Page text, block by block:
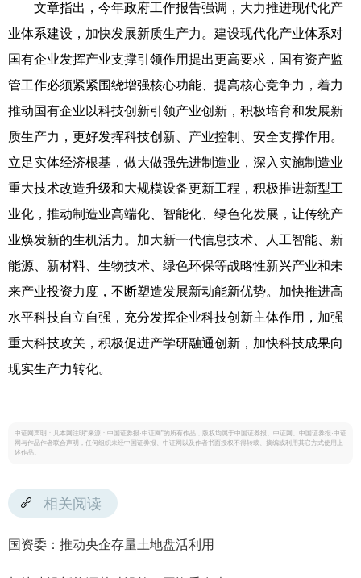
文章指出，今年政府工作报告强调，大力推进现代化产
业体系建设，加快发展新质生产力。建设现代化产业体系对
国有企业发挥产业支撑引领作用提出更高要求，国有资产监
管工作必须紧紧围绕增强核心功能、提高核心竞争力，着力
推动国有企业以科技创新引领产业创新，积极培育和发展新
质生产力，更好发挥科技创新、产业控制、安全支撑作用。
立足实体经济根基，做大做强先进制造业，深入实施制造业
重大技术改造升级和大规模设备更新工程，积极推进新型工
业化，推动制造业高端化、智能化、绿色化发展，让传统产
业焕发新的生机活力。加大新一代信息技术、人工智能、新
能源、新材料、生物技术、绿色环保等战略性新兴产业和未
来产业投资力度，不断塑造发展新动能新优势。加快推进高
水平科技自立自强，充分发挥企业科技创新主体作用，加强
重大科技攻关，积极促进产学研融通创新，加快科技成果向
现实生产力转化。
中证网声明：凡本网注明“来源：中国证券报·中证网”的所有作品，版权均属于中国证券报、中证网。中国证券报·中证
网与作品作者联合声明，任何组织未经中国证券报、中证网以及作者书面授权不得转载、摘编或利用其它方式使用上
述作品。
相关阅读
国资委：推动央企存量土地盘活利用